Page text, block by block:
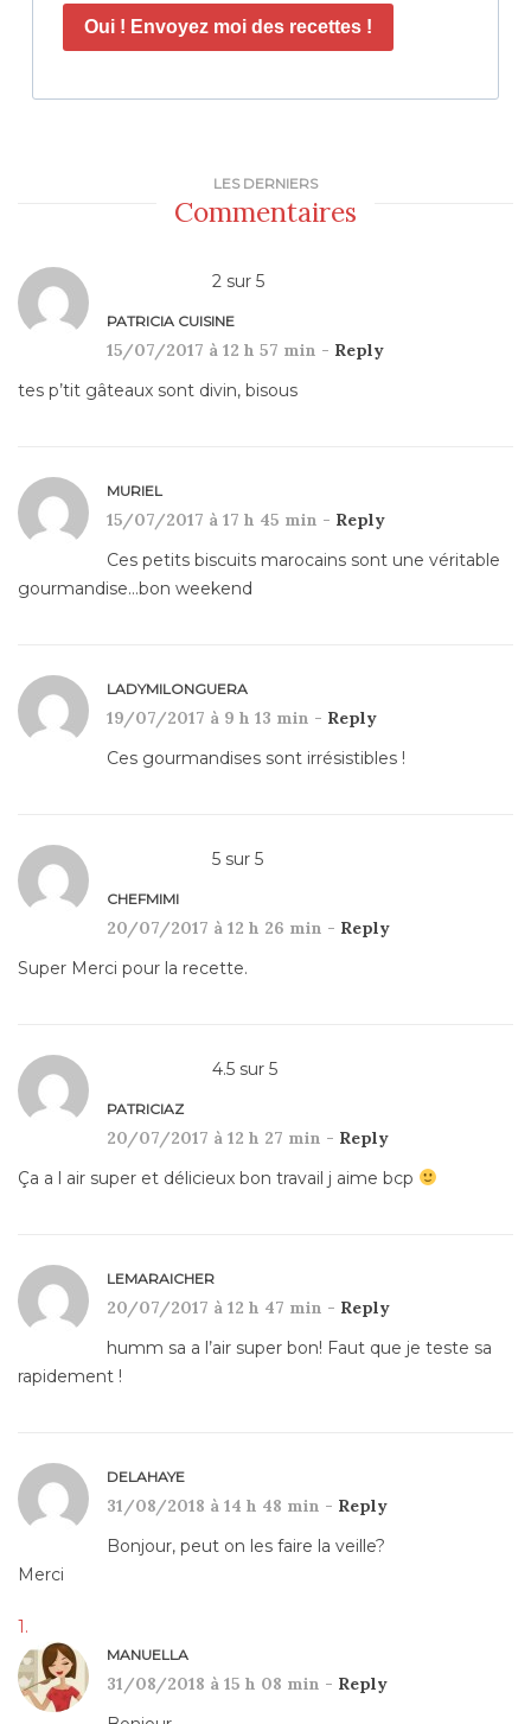
Oui ! Envoyez moi des recettes !
LES DERNIERS
Commentaires
2 sur 5
PATRICIA CUISINE
15/07/2017 à 12 h 57 min - Reply
tes p’tit gâteaux sont divin, bisous
MURIEL
15/07/2017 à 17 h 45 min - Reply
Ces petits biscuits marocains sont une véritable
gourmandise…bon weekend
LADYMILONGUERA
19/07/2017 à 9 h 13 min - Reply
Ces gourmandises sont irrésistibles !
5 sur 5
CHEFMIMI
20/07/2017 à 12 h 26 min - Reply
Super Merci pour la recette.
4.5 sur 5
PATRICIAZ
20/07/2017 à 12 h 27 min - Reply
Ça a l air super et délicieux bon travail j aime bcp
LEMARAICHER
20/07/2017 à 12 h 47 min - Reply
humm sa a l’air super bon! Faut que je teste sa
rapidement !
DELAHAYE
31/08/2018 à 14 h 48 min - Reply
Bonjour, peut on les faire la veille?
Merci
MANUELLA
31/08/2018 à 15 h 08 min - Reply